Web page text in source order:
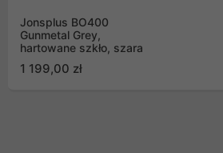
Jonsplus BO400
Gunmetal Grey,
hartowane szkło, szara
1 199,00 zł